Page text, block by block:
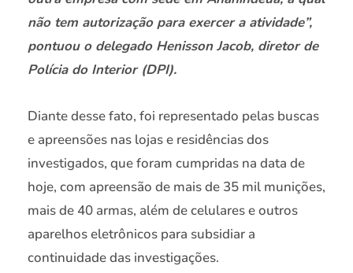
não tem autorização para exercer a atividade”,
pontuou o delegado Henisson Jacob, diretor de
Polícia do Interior (DPI).
Diante desse fato, foi representado pelas buscas
e apreensões nas lojas e residências dos
investigados, que foram cumpridas na data de
hoje, com apreensão de mais de 35 mil munições,
mais de 40 armas, além de celulares e outros
aparelhos eletrônicos para subsidiar a
continuidade das investigações.